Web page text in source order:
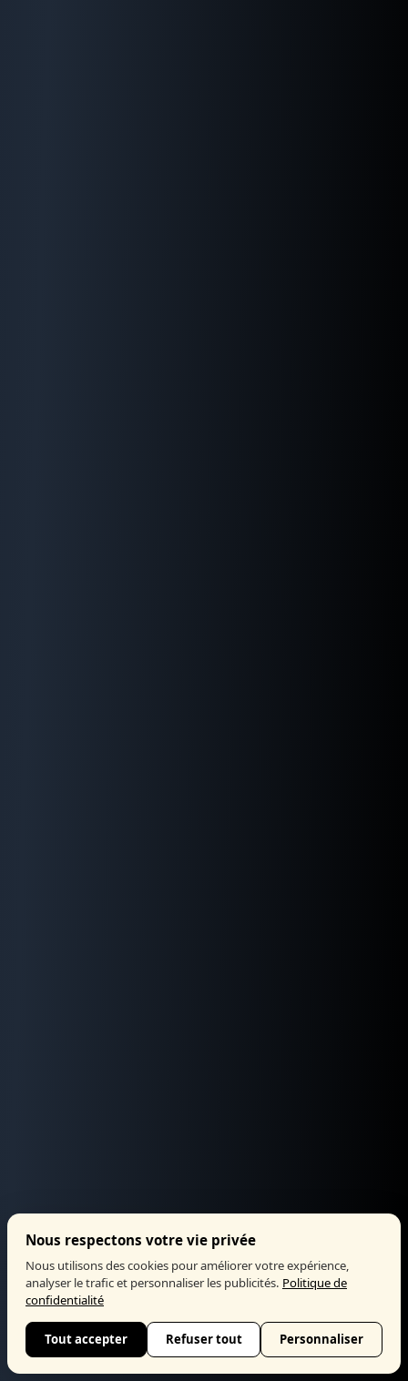
Nous respectons votre vie privée
Nous utilisons des cookies pour améliorer votre expérience,
analyser le trafic et personnaliser les publicités. Politique de
confidentialité
Tout accepter Refuser tout Personnaliser